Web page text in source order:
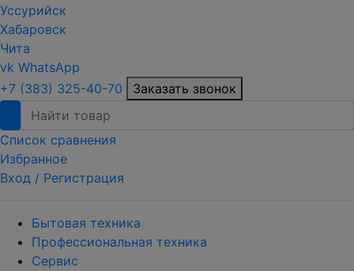
Уссурийск
Хабаровск
Чита
vk WhatsApp
+7 (383) 325-40-70
Заказать звонок
Список сравнения
Избранное
Вход / Регистрация
Бытовая техника
Профессиональная техника
Сервис